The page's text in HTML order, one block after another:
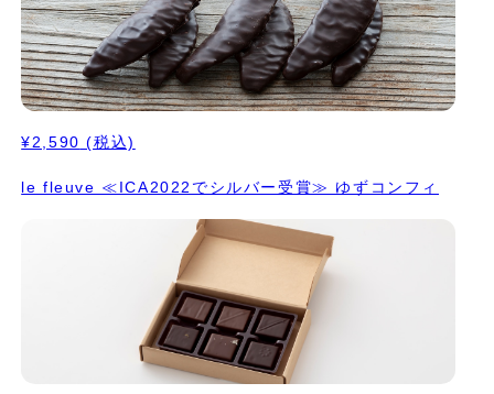
¥2,590 (税込)
le fleuve ≪ICA2022でシルバー受賞≫ ゆずコンフィ